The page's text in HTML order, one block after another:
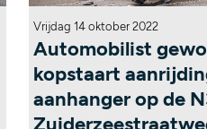
Vrijdag 14 oktober 2022
Automobilist
kopstaart
aanhanger op de